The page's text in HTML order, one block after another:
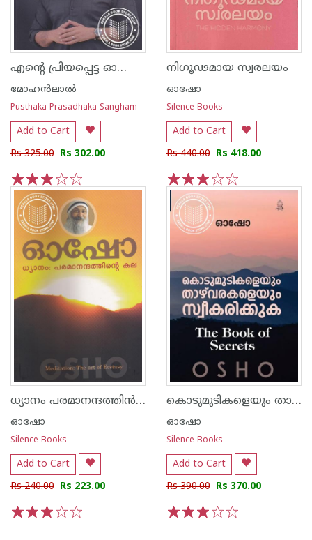
എന്റെ പ്രിയപ്പെട്ട ഓഷോ ഫലിതങ്ങള്‍
മോഹന്‍ലാല്‍
Pusthaka Prasadhaka Sangham
Add to Cart
Rs 325.00 Rs 302.00
5
4
3
2
1
നിഗൂഢമായ സ്വരലയം
ഓഷോ
Silence Books
Add to Cart
Rs 440.00 Rs 418.00
5
4
3
2
1
ധ്യാനം പരമാനന്ദത്തി‌ന്‍ കല
ഓഷോ
Silence Books
Add to Cart
Rs 240.00 Rs 223.00
കൊടുമുടികളെയും താഴ്വരകളെയും സ്വീകരിക്കുക
ഓഷോ
Silence Books
Add to Cart
Rs 390.00 Rs 370.00